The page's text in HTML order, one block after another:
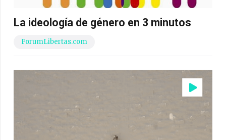
La ideología de género en 3 minutos
ForumLibertas.com